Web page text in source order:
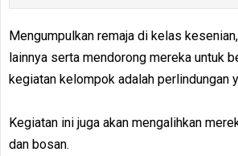
Mengumpulkan remaja di kelas
lainnya serta mendorong mereka untuk
kegiatan kelompok adalah perlindungan
Kegiatan ini juga akan mengalihkan
dan bosan.